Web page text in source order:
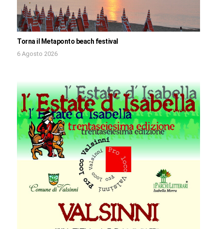
Torna il Metaponto beach festival
6 Agosto 2026